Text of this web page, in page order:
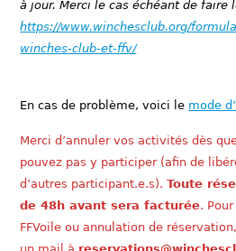
à jour. Merci le cas échéant de faire
https://www.winchesclub.org/
winches-club-et-ffv/
En cas de problème, voici le mode
Merci d’annuler vos activités dès
pouvez pas y participer (afin de
d’autres participant.e.s).Toute
de 48h avant sera facturée.
FFVoile ou annulation de